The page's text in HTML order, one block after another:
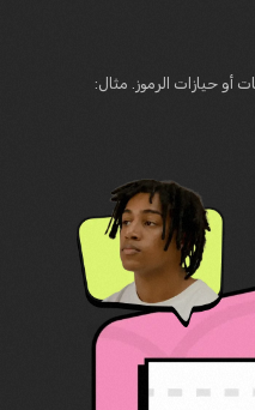
أو حيازات الرموز. مثال: